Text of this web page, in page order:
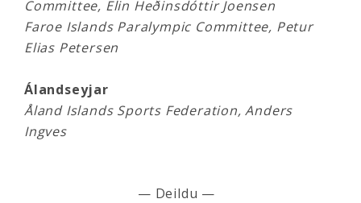
Committee, Elin Heðinsdóttir Joensen
Faroe Islands Paralympic Committee, Petur
Elias Petersen
Álandseyjar
Åland Islands Sports Federation, Anders
Ingves
— Deildu —